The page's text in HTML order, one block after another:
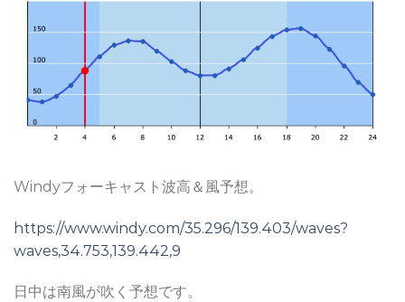
Windyフォーキャスト波高＆風予想。
https://www.windy.com/35.296/139.403/waves?
waves,34.753,139.442,9
日中は南風が吹く予想です。